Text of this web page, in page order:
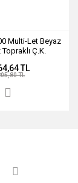
Multi-Let Beyaz
Ç.K.
TL
TL